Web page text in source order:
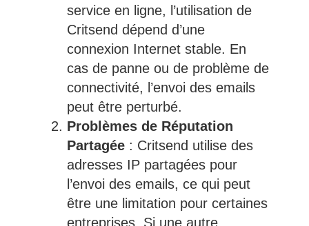
service en ligne, l’utilisation de
Critsend dépend d’une
connexion Internet stable. En
cas de panne ou de problème de
connectivité, l’envoi des emails
peut être perturbé.
Problèmes de Réputation
Partagée: Critsend utilise des
adresses IP partagées pour
l’envoi des emails, ce qui peut
être une limitation pour certaines
entreprises. Si une autre